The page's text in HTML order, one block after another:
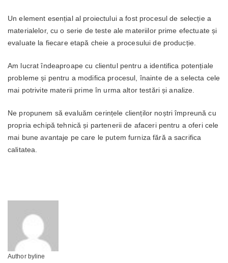
Un element esențial al proiectului a fost procesul de selecție a
materialelor, cu o serie de teste ale materiilor prime efectuate și
evaluate la fiecare etapă cheie a procesului de producție.
Am lucrat îndeaproape cu clientul pentru a identifica potențiale
probleme și pentru a modifica procesul, înainte de a selecta cele
mai potrivite materii prime în urma altor testări și analize.
Ne propunem să evaluăm cerințele clienților noștri împreună cu
propria echipă tehnică și partenerii de afaceri pentru a oferi cele
mai bune avantaje pe care le putem furniza fără a sacrifica
calitatea.
Author byline